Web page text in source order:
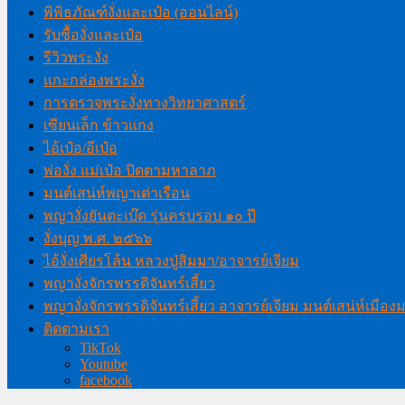
พิพิธภัณฑ์งั่งและเป๋อ (ออนไลน์)
รับซื้องั่งและเป๋อ
รีวิวพระงั่ง
แกะกล่องพระงั่ง
การตรวจพระงั่งทางวิทยาศาสตร์
เซียนเล็ก ข้าวแกง
ไอ้เป๋อ/อีเป๋อ
พ่องั่ง แม่เป๋อ ปิดตามหาลาภ
มนต์เสน่ห์พญาเต่าเรือน
พญางั่งยันตะเบ๊ด รุ่นครบรอบ ๑๐ ปี
งั่งบุญ พ.ศ. ๒๕๖๖
ไอ้งั่งเศียรโล้น หลวงปู่สิมมา/อาจารย์เจียม
พญางั่งจักรพรรดิจันทร์เสี้ยว
พญางั่งจักรพรรดิจันทร์เสี้ยว อาจารย์เจียม มนต์เสน่ห์เมือง
ติดตามเรา
TikTok
Youtube
facebook